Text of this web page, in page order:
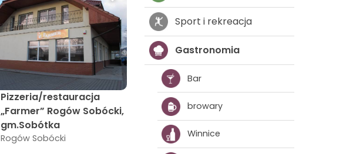
Pizzeria/restauracja
„Farmer” Rogów Sobócki,
gm.Sobótka
Rogów Sobócki
Sport i rekreacja
Gastronomia
Bar
browary
Winnice